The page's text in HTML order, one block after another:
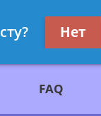
FAQ
Нет